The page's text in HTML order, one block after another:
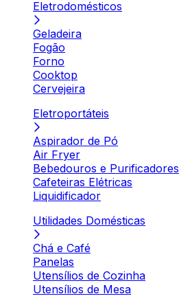
Eletrodomésticos
Geladeira
Fogão
Forno
Cooktop
Cervejeira
Eletroportáteis
Aspirador de Pó
Air Fryer
Bebedouros e Purificadores
Cafeteiras Elétricas
Liquidificador
Utilidades Domésticas
Chá e Café
Panelas
Utensílios de Cozinha
Utensílios de Mesa